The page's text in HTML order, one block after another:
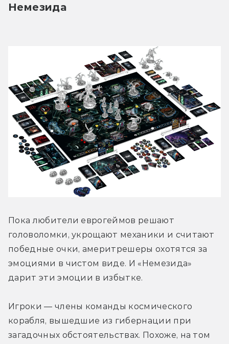
Немезида
Пока любители еврогеймов решают
головоломки, укрощают механики и считают
победные очки, америтрешеры охотятся за
эмоциями в чистом виде. И «Немезида»
дарит эти эмоции в избытке.
Игроки — члены команды космического
корабля, вышедшие из гибернации при
загадочных обстоятельствах. Похоже, на том